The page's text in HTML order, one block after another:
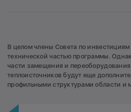
В целом члены Совета по инвестициям
технической частью программы.
части замещения и
теплоисточников будут еще
профильными структурами области и